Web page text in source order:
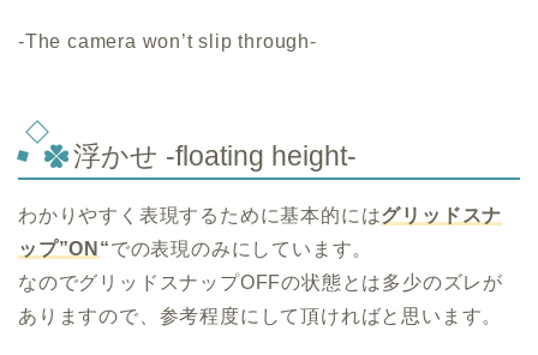
-The camera won’t slip through-
浮かせ -floating height-
わかりやすく表現するために基本的にはグリッドスナ
ップ”ON “での表現のみにしています。
なのでグリッドスナップOFFの状態とは多少のズレが
ありますので、参考程度にして頂ければと思います。